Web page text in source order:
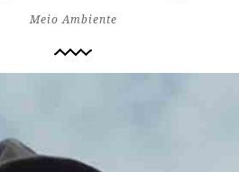
Meio Ambiente